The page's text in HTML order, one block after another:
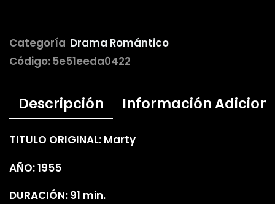
Categoría Drama Romántico
Código: 5e51eeda0422
Descripción Información
TITULO ORIGINAL: Marty
AÑO: 1955
DURACIÓN: 91 min.